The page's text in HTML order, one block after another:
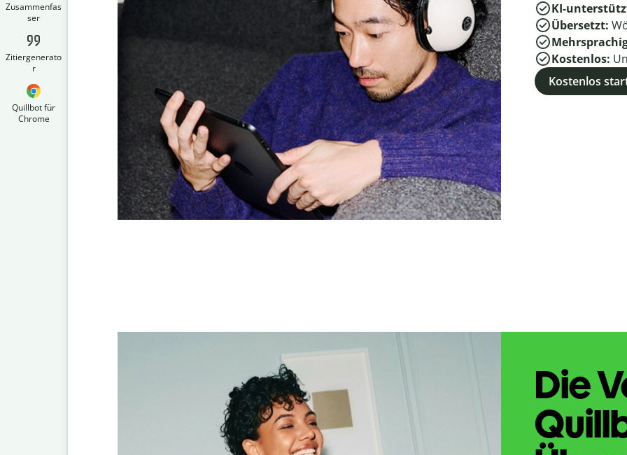
Zusammenfas
ser
Zitiergenerato
r
Quillbot für
Chrome
KI-
Übersetzt:
Kostenlos:
Kostenlos
Die